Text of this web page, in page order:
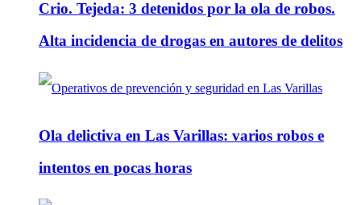
Crio. Tejeda: 3 detenidos por la ola de robos.
Alta incidencia de drogas en autores de delitos
Ola delictiva en Las Varillas: varios robos e
intentos en pocas horas